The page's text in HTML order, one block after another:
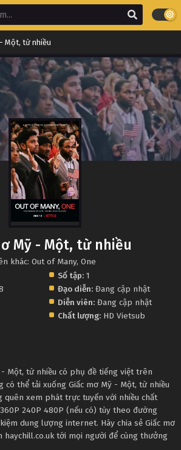
Một, từ nhiều
Mỹ - Một, từ nhiều
khác: Out of Many, One
Số tập: 1
Đạo diễn: Đang cập nhật
Diễn viên: Đang cập nhật
Chất lượng: HD Vietsub
- Một, từ nhiều có phụ đề tiếng việt trên
có thể tải xuống Giấc mơ Mỹ - Một, từ nhiều
quên xem phát trực tuyến với nhiều chất
240P 480P (nếu có) tùy theo đường
dung lượng internet. Hãy chia sẻ Giấc mơ
tới mọi người để cùng thưởng